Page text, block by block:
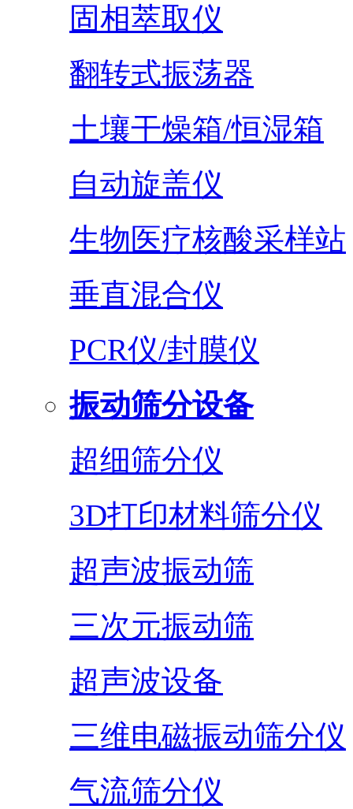
固相萃取仪
翻转式振荡器
土壤干燥箱/恒湿箱
自动旋盖仪
生物医疗核酸采样站
垂直混合仪
PCR仪/封膜仪
振动筛分设备
超细筛分仪
3D打印材料筛分仪
超声波振动筛
三次元振动筛
超声波设备
三维电磁振动筛分仪
气流筛分仪